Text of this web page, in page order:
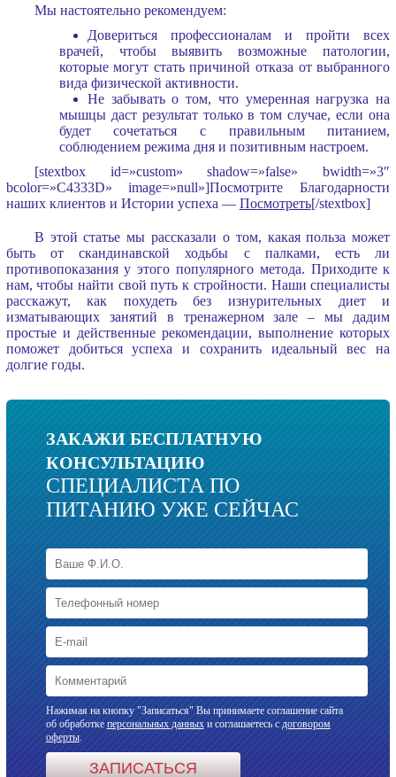
Мы настоятельно рекомендуем:
Довериться профессионалам и пройти всех
врачей, чтобы выявить возможные патологии,
которые могут стать причиной отказа от выбранного
вида физической активности.
Не забывать о том, что умеренная нагрузка на
мышцы даст результат только в том случае, если она
будет сочетаться с правильным питанием,
соблюдением режима дня и позитивным настроем.
[stextbox id=»custom» shadow=»false» bwidth=»3″
bcolor=»C4333D» image=»null»]Посмотрите Благодарности
наших клиентов и Истории успеха — Посмотреть[/stextbox]
В этой статье мы рассказали о том, какая польза может
быть от скандинавской ходьбы с палками, есть ли
противопоказания у этого популярного метода. Приходите к
нам, чтобы найти свой путь к стройности. Наши специалисты
расскажут, как похудеть без изнурительных диет и
изматывающих занятий в тренажерном зале – мы дадим
простые и действенные рекомендации, выполнение которых
поможет добиться успеха и сохранить идеальный вес на
долгие годы.
ЗАКАЖИ БЕСПЛАТНУЮ
КОНСУЛЬТАЦИЮ
СПЕЦИАЛИСТА ПО
ПИТАНИЮ УЖЕ СЕЙЧАС
Нажимая на кнопку "Записаться" Вы принимаете соглашение сайта
об обработке персональных данныхи соглашаетесь с договором
оферты.